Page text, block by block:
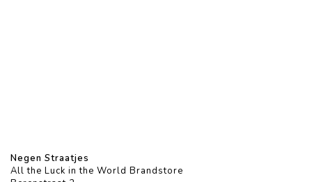
Negen Straatjes
All the Luck in the World Brandstore